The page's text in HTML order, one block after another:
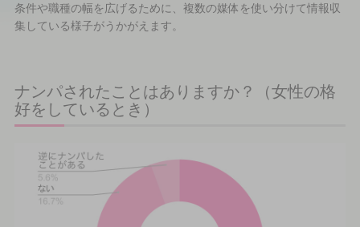
条件や職種の幅を広げるために、複数の媒体を使い分けて情報収
集している様子がうかがえます。
ナンパされたことはありますか？（女性の格
好をしているとき）